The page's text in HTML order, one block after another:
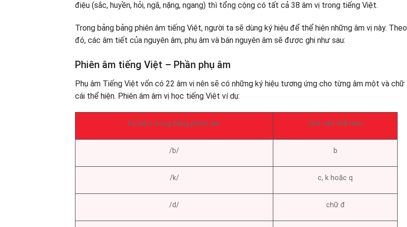
điệu (sắc, huyền, hỏi, ngã, nặng, ngang) thì tổng cộng có tất cả 38 âm vị trong tiếng Việt.
Trong bảng bảng phiên âm tiếng Việt, người ta sẽ dùng ký hiệu để thể hiện những âm vị này. Theo
đó, các âm tiết của nguyên âm, phụ âm và bán nguyên âm sẽ được ghi như sau:
Phiên âm tiếng Việt – Phần phụ âm
Phụ âm Tiếng Việt vốn có 22 âm vị nên sẽ có những ký hiệu tương ứng cho từng âm một và chữ
cái thể hiện. Phiên âm âm vị học tiếng Việt ví dụ:
Ký hiệu trong bảng phiên âm Chữ viết thể hiện
/b/ b
/k/ c, k hoặc q
/d/ chữ đ